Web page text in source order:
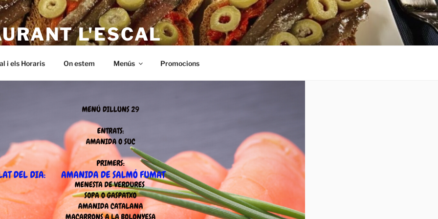
L'ESCAL
i els Horaris On estem Menús Promocions